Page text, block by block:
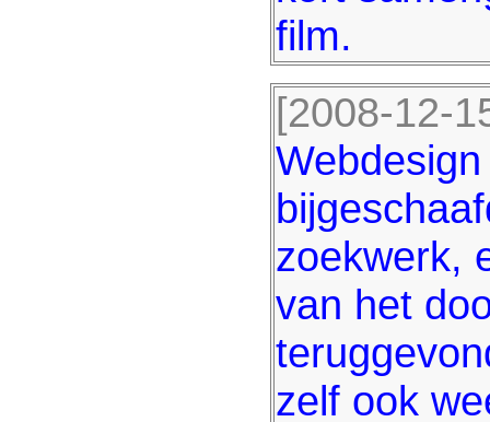
film.
[2008-12-
zoekwerk,
van het
zelf ook